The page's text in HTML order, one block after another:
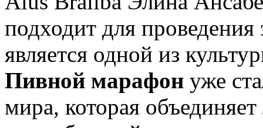
подходит для проведения
является одной из
Пивной марафон уже
мира, которая